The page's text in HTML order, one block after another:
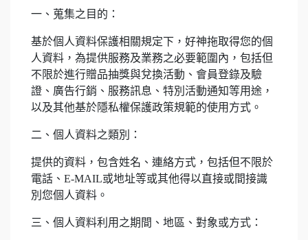
一、蒐集之目的：
基於個人資料保護相關規定下，好神拖取得您的個
人資料，為提供服務及業務之必要範圍內，包括但
不限於進行贈品抽獎與兌換活動、會員登錄及驗
證、廣告行銷、服務訊息、特別活動通知等用途，
以及其他基於隱私權保護政策規範的使用方式。
二、個人資料之類別：
提供的資料，包含姓名、連絡方式，包括但不限於
電話、E-MAIL或地址等或其他得以直接或間接識
別您個人資料。
三、個人資料利用之期間、地區、對象或方式：